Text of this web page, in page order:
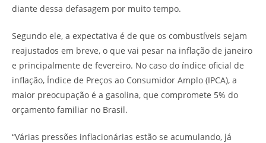
diante dessa defasagem por muito tempo.
Segundo ele, a expectativa é de que os combustíveis sejam
reajustados em breve, o que vai pesar na inflação de janeiro
e principalmente de fevereiro. No caso do índice oficial de
inflação, Índice de Preços ao Consumidor Amplo (IPCA), a
maior preocupação é a gasolina, que compromete 5% do
orçamento familiar no Brasil.
“Várias pressões inflacionárias estão se acumulando, já